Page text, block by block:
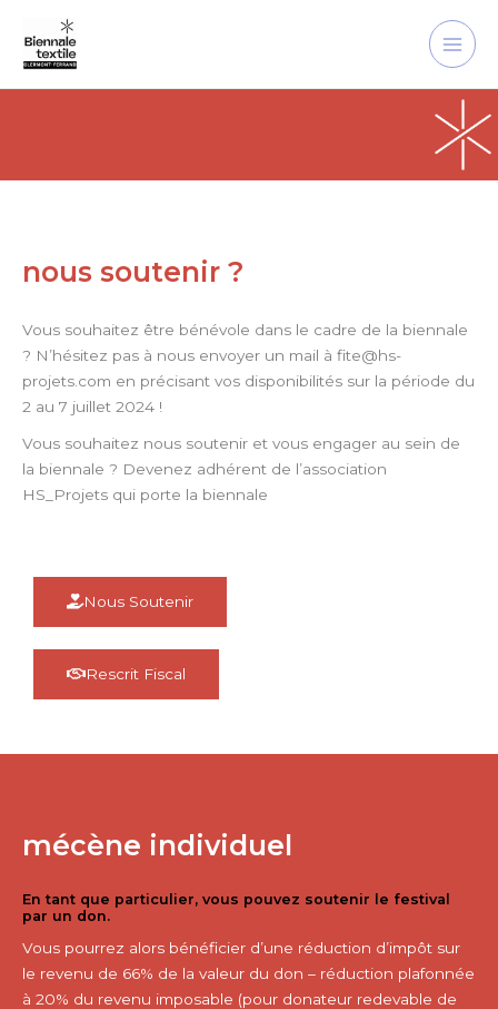
contenu
Main
nous soutenir ?
Vous souhaitez être bénévole dans le cadre de la biennale
? N’hésitez pas à nous envoyer un mail à fite@hs-
projets.com en précisant vos disponibilités sur la période du
2 au 7 juillet 2024 !
Vous souhaitez nous soutenir et vous engager au sein de
la biennale ? Devenez adhérent de l’association
HS_Projets qui porte la biennale
Nous Soutenir
Rescrit Fiscal
mécène individuel
En tant que particulier, vous pouvez soutenir le festival
par un don.
Vous pourrez alors bénéficier d’une réduction d’impôt sur
le revenu de 66% de la valeur du don – réduction plafonnée
à 20% du revenu imposable (pour donateur redevable de